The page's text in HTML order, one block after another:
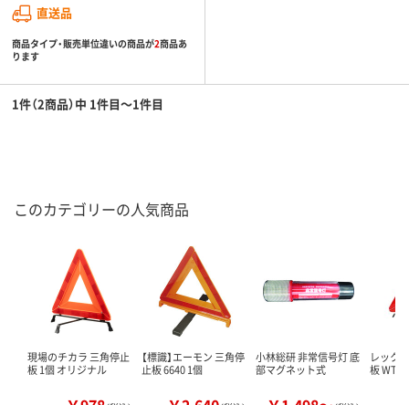
直送品
商品タイプ・販売単位違いの商品が2商品あ
ります
1件（2商品）中 1件目～1件目
このカテゴリーの人気商品
現場のチカラ 三角停止
板 1個 オリジナル
【標識】エーモン 三角停
止板 6640 1個
小林総研 非常信号灯 底
部マグネット式
レック
板 WT-